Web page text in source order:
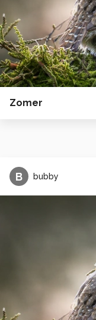
Zomer
B bubby